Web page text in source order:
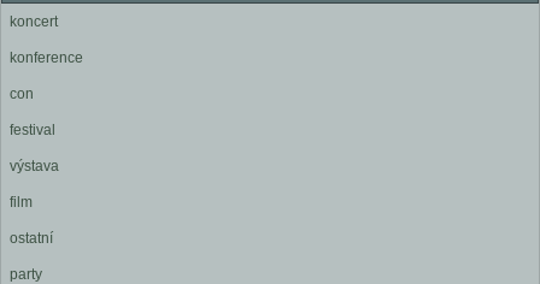
koncert
konference
con
festival
výstava
film
ostatní
party